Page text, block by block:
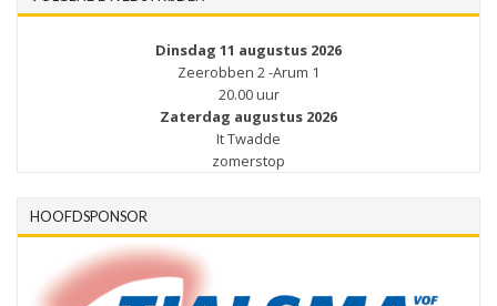
Dinsdag 11 augustus 2026
Zeerobben 2 -Arum 1
20.00 uur
Zaterdag augustus 2026
It Twadde
zomerstop
HOOFDSPONSOR